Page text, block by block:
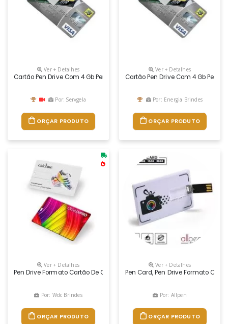
Ver + Detalhes
Cartão Pen Drive Com 4 Gb Personalizado
Por: Servgela
ORÇAR PRODUTO
Ver + Detalhes
Cartão Pen Drive Com 4 Gb
Por: Energia Brindes
ORÇAR PRODUTO
Ver + Detalhes
Pen Drive Formato Cartão De Credito (pen Card). Personalização Digital
Por: Wdc Brindes
ORÇAR PRODUTO
Ver + Detalhes
Pen Card, Pen Drive Formato
Por: Allpen
ORÇAR PRODUTO